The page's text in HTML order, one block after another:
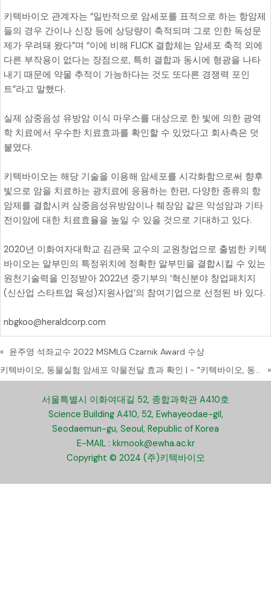
키텍바이오 관계자는 “일반적으로 암세포를 표적으로 하는 항암제
들의 경우 간이나 신장 등에 상당량이 축적되며 그로 인한 독성문
제가 우려돼 왔다”며 “이에 비해 FLICK 결합체는 암세포 축적 외에
다른 부작용이 없다는 장점으로, 특히 결합과 동시에 형광을 나타
내기 때문에 약물 추적이 가능하다는 것도 또다른 경쟁력 포인
트”라고 말했다.
실제 삼중음성 유방암 이식 마우스를 대상으로 한 빛에 의한 광역
학 치료에서 우수한 치료효과를 확인할 수 있었다고 회사측은 덧
붙였다.
키텍바이오는 해당 기술을 이용해 암세포를 시각화함으로써 향후
빛으로 암을 치료하는 광치료에 응용하는 한편, 다양한 종류의 항
암제를 결합시켜 삼중음성유방암이나 췌장암 같은 악성암과 기타
전이암에 대한 치료효율을 높일 수 있을 것으로 기대하고 있다.
2020년 이화여자대학교 김관묵 교수의 교원창업으로 출범한 키텍
바이오는 알부민의 특정위치에 정확한 알부민을 결합시킬 수 있는
원천기술력을 인정받아 2022년 중기부의 ‘혁신분야 창업패치지
(신산업 스타트업 육성)지원사업’의 참여기업으로 선정된 바 있다.
nbgkoo@heraldcorp.com
« 윤주영 석좌교수 2022 MSMLG Czarnik Award 수상
키텍바이오, 동물실험 암세포 약물전달 효과 확인 | - "키텍바이오, 동물실험 암세포 약물전달 효과 확인
»
서울특별시 이화여대길 52, 종합과학관 A410호
Science Building A410, 52, Ewhayeodae-gil,
Seodaemun-gu, Seoul, Republic of Korea
E-MAIL : kkmook@ewha.ac.kr
Copyright © 2024 (주)키텍바이오